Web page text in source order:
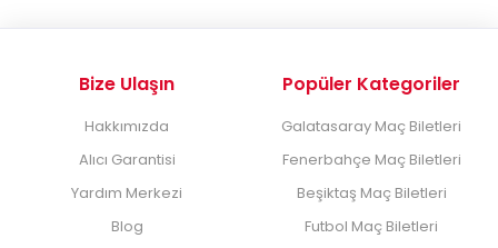
Bize Ulaşın
Hakkımızda
Alıcı Garantisi
Yardım Merkezi
Blog
Popüler Kategoriler
Galatasaray Maç Biletleri
Fenerbahçe Maç Biletleri
Beşiktaş Maç Biletleri
Futbol Maç Biletleri